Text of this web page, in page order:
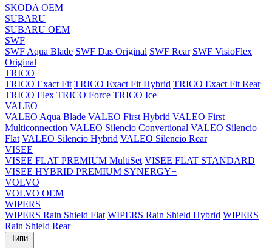
SKODA OEM
SUBARU
SUBARU OEM
SWF
SWF Aqua Blade SWF Das Original SWF Rear SWF VisioFlex
Original
TRICO
TRICO Exact Fit TRICO Exact Fit Hybrid TRICO Exact Fit Rear
TRICO Flex TRICO Force TRICO Ice
VALEO
VALEO Aqua Blade VALEO First Hybrid VALEO First
Multiconnection VALEO Silencio Convertional VALEO Silencio
Flat VALEO Silencio Hybrid VALEO Silencio Rear
VISEE
VISEE FLAT PREMIUM MultiSet VISEE FLAT STANDARD
VISEE HYBRID PREMIUM SYNERGY+
VOLVO
VOLVO OEM
WIPERS
WIPERS Rain Shield Flat WIPERS Rain Shield Hybrid WIPERS
Rain Shield Rear
Типи